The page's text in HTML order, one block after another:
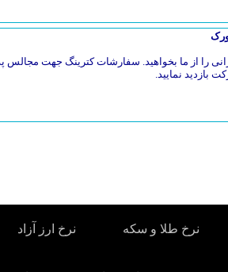
را از ما بخواهید. سفارشات کترینگ جهت
بازدید نمایید.
نرخ طلا و سکه نرخ ارز آزاد